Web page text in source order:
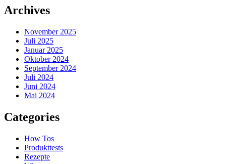
Archives
November 2025
Juli 2025
Januar 2025
Oktober 2024
September 2024
Juli 2024
Juni 2024
Mai 2024
Categories
How Tos
Produkttests
Rezepte